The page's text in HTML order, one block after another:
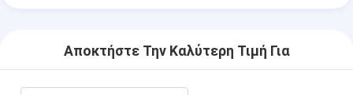
Αποκτήστε Την Καλύτερη Τιμή Για